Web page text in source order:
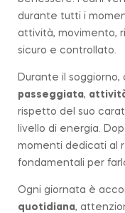
durante tutti i
attività, movimento,
sicuro e controllato.
Durante il
passeggiata,
rispetto del suo
livello di energia.
momenti dedicati al
fondamentali per
Ogni giornata è
quotidiana,